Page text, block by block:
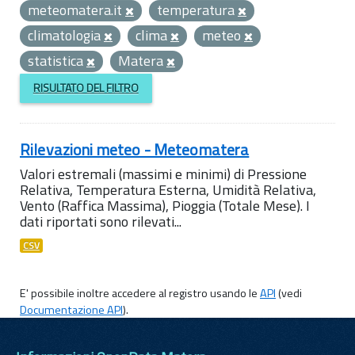
meteomatera.it
temperatura
climatologia
clima
meteo
statistica
Matera
RISULTATO DEL FILTRO
Rilevazioni meteo - Meteomatera
Valori estremali (massimi e minimi) di Pressione
Relativa, Temperatura Esterna, Umidità Relativa,
Vento (Raffica Massima), Pioggia (Totale Mese). I
dati riportati sono rilevati...
CSV
E' possibile inoltre accedere al registro usando leAPI(vedi
Documentazione API).